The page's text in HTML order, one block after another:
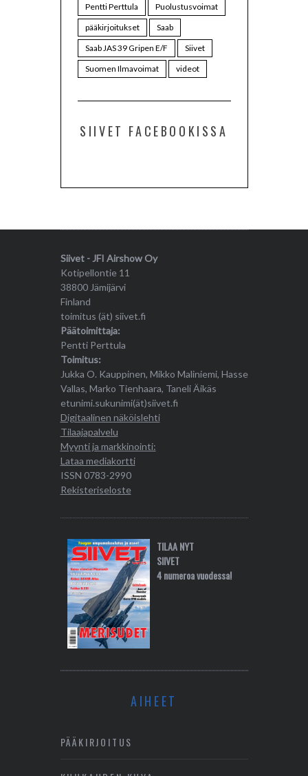
Pentti Perttula
Puolustusvoimat
pääkirjoitukset
Saab
Saab JAS 39 Gripen E/F
Siivet
Suomen Ilmavoimat
videot
SIIVET FACEBOOKISSA
Siivet - JFI Airshow Oy
Kotipellontie 11
38800 Jämijärvi
Finland
toimitus (ät) siivet.fi
Päätoimittaja:
Pentti Perttula
Toimitus:
Jukka O. Kauppinen, Mikko Maliniemi, Hasse
Vallas, Marko Tienhaara, Taneli Äikäs
etunimi.sukunimi(ät)siivet.fi
Digitaalinen näköislehti
Tilaajapalvelu
Myynti ja markkinointi:
Lataa mediakortti
ISSN 0783-2990
Rekisteriseloste
TILAA NYT
SIIVET
4 numeroa vuodessa!
AIHEET
PÄÄKIRJOITUS